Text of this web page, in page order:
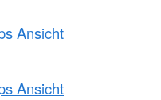
Ansicht
Ansicht